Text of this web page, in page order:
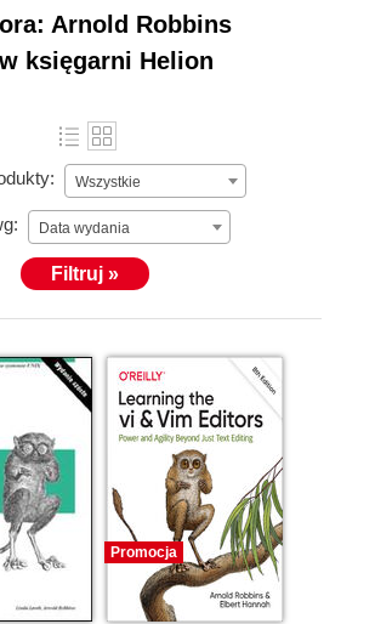
i związanej z nim dokumentacji.
administratorem systemów i
kursy z zakresu Uniksa
Arnold Robbins
księgarni Helion
Wszystkie
Data wydania
Filtruj »
Promocja